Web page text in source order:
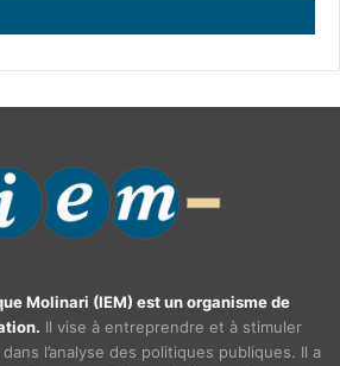
Molinari (IEM) est un organisme de
Il vise à entreprendre et à stimuler
l’analyse des politiques publiques. Il a